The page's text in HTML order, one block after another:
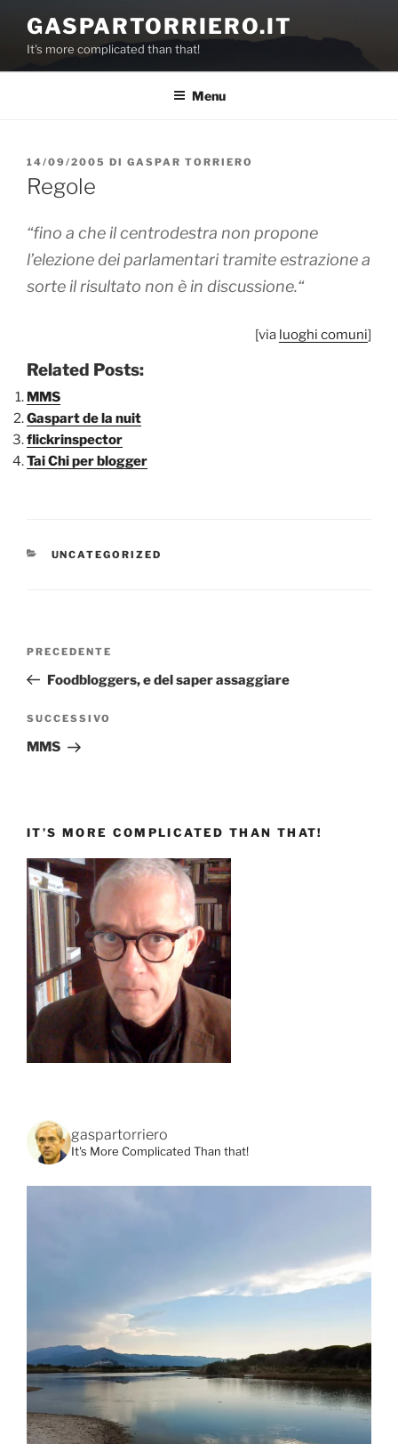
contenuto
GASPARTORRIERO.IT
It's more complicated than that!
Menu
PUBBLICATO
IL
14/09/2005 DI GASPAR TORRIERO
Regole
“fino a che il centrodestra non propone
l’elezione dei parlamentari tramite estrazione a
sorte il risultato non è in discussione.“
[via luoghi comuni]
Related Posts:
MMS
Gaspart de la nuit
flickrinspector
Tai Chi per blogger
CATEGORIE
UNCATEGORIZED
Articolo
precedente:
PRECEDENTE
Foodbloggers, e del saper assaggiare
Articolo
successivo
SUCCESSIVO
MMS
IT’S MORE COMPLICATED THAN THAT!
gaspartorriero
It's More Complicated Than that!